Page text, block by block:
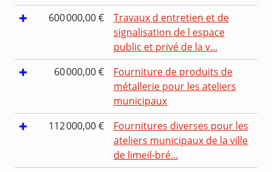
600 000,00 €
Travaux d entretien et de
signalisation de l espace
public et privé de la v...
60 000,00 €
Fourniture de produits de
métallerie pour les ateliers
municipaux
112 000,00 €
Fournitures diverses pour les
ateliers municipaux de la ville
de limeil-bré...